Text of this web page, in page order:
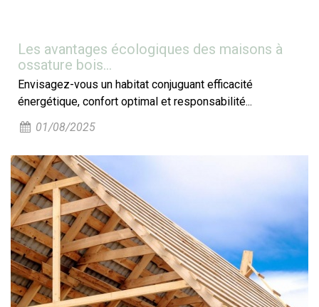
Les avantages écologiques des maisons à
ossature bois...
Envisagez-vous un habitat conjuguant efficacité
énergétique, confort optimal et responsabilité...
01/08/2025